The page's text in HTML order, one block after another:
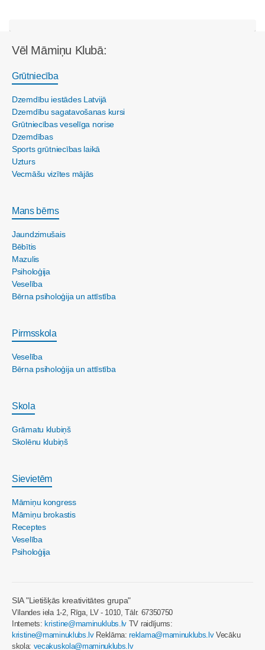
Vēl Māmiņu Klubā:
Grūtniecība
Dzemdību iestādes Latvijā
Dzemdību sagatavošanas kursi
Grūtniecības veselīga norise
Dzemdības
Sports grūtniecības laikā
Uzturs
Vecmāšu vizītes mājās
Mans bērns
Jaundzimušais
Bēbītis
Mazulis
Psiholoģija
Veselība
Bērna psiholoģija un attīstība
Pirmsskola
Veselība
Bērna psiholoģija un attīstība
Skola
Grāmatu klubiņš
Skolēnu klubiņš
Sievietēm
Māmiņu kongress
Māmiņu brokastis
Receptes
Veselība
Psiholoģija
SIA "Lietišķās kreativitātes grupa"
Vīlandes iela 1-2, Rīga, LV - 1010, Tālr. 67350750
Internets:kristine@maminuklubs.lv TV raidījums:
kristine@maminuklubs.lvReklāma:reklama@maminuklubs.lvVecāku
skola: vecakuskola@maminuklubs.lv